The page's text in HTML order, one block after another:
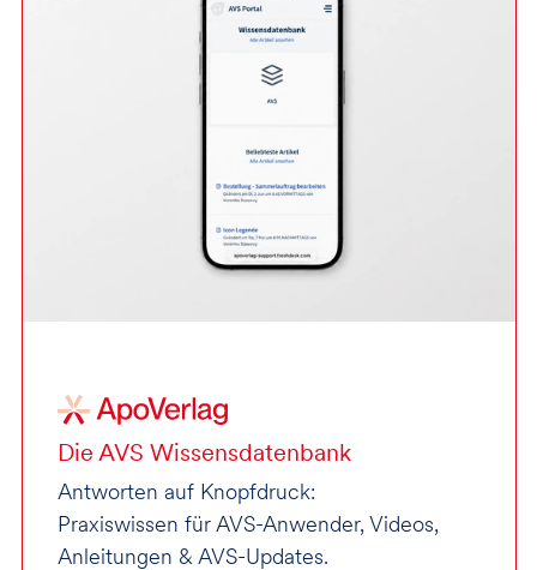
Die AVS Wissensdatenbank
Antworten auf Knopfdruck:
Praxiswissen für AVS-Anwender, Videos,
Anleitungen & AVS-Updates.